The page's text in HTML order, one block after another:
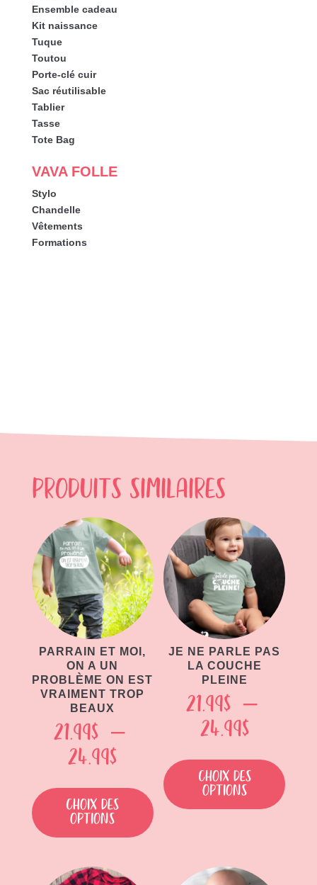
Ensemble cadeau
Kit naissance
Tuque
Toutou
Porte-clé cuir
Sac réutilisable
Tablier
Tasse
Tote Bag
VAVA FOLLE
Stylo
Chandelle
Vêtements
Formations
Produits similaires
PARRAIN ET MOI,
ON A UN
PROBLÈME ON EST
VRAIMENT TROP
BEAUX
21.99$ –
24.99$Plage
de
prix :
21.99$
Choix des
options
Ce
produit
a
JE NE PARLE PAS
LA COUCHE
PLEINE
21.99$ –
24.99$Plage
de
prix :
21.99$
Choix des
options
a